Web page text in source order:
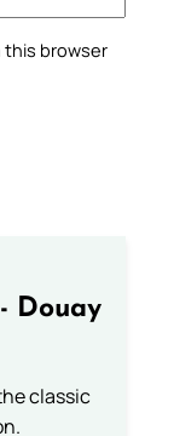
this browser
Douay
classic